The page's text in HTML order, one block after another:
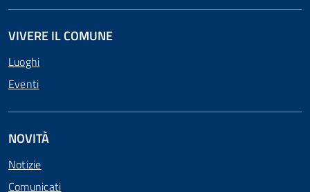
VIVERE IL COMUNE
Luoghi
Eventi
NOVITÀ
Notizie
Comunicati